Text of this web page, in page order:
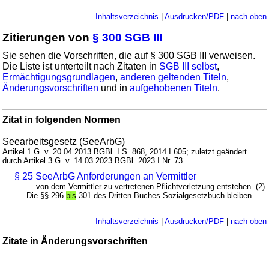
Inhaltsverzeichnis Ausdrucken/PDF| nach oben
Zitierungen von§ 300 SGB III
Sie sehen die Vorschriften, die auf § 300 SGB III verweisen.
Die Liste ist unterteilt nach Zitaten in SGB III selbst,
Ermächtigungsgrundlagen,anderen geltenden Titeln,
Änderungsvorschriften und inaufgehobenen Titeln.
Zitat in folgenden Normen
Seearbeitsgesetz (SeeArbG)
Artikel 1 G. v. 20.04.2013 BGBl. I S. 868, 2014 I 605; zuletzt geändert
durch Artikel 3 G. v. 14.03.2023 BGBl. 2023 I Nr. 73
§ 25 SeeArbG Anforderungen an Vermittler
... von dem Vermittler zu vertretenen Pflichtverletzung entstehen. (2)
Die §§ 296 bis 301 des Dritten Buches Sozialgesetzbuch bleiben ...
Inhaltsverzeichnis Ausdrucken/PDF| nach oben
Zitate in Änderungsvorschriften